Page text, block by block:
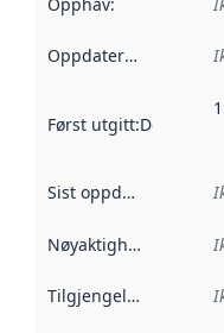
Oppdateringsfrekvens
Først utgitt:Denne
Sist oppdatert
Nøyaktighet
Tilgjengelighet